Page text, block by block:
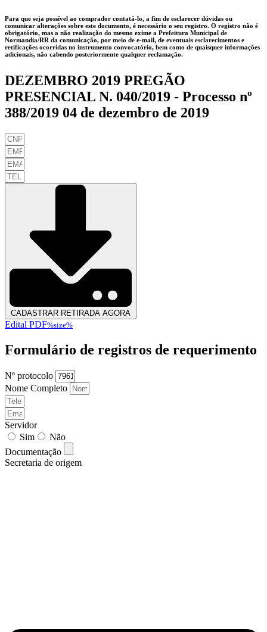
Para que seja possível ao comprador contatá-lo, a fim de esclarecer dúvidas ou
comunicar alterações sobre este documento, é necessário o seu registro. O registro não é
obrigatório, mas a não realização do mesmo exime a Prefeitura Municipal de
Normandia/RR da comunicação, por meio de e-mail, de eventuais esclarecimentos e
retificações ocorridas no instrumento convocatório, bem como de quaisquer informações
adicionais, não cabendo posteriormente qualquer reclamação.
DEZEMBRO 2019 PREGÃO
PRESENCIAL N. 040/2019 - Processo nº
388/2019 04 de dezembro de 2019
CADASTRAR RETIRADA AGORA
Edital PDF%size%
Formulário de registros de requerimento
Nº protocolo
Nome Completo
Servidor
Sim
Não
Documentação
Secretaria de origem